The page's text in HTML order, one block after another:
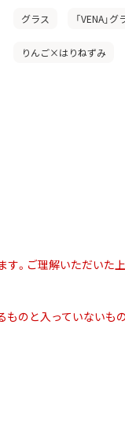
グラス 「VENA」
りんご×はりねずみ
。ご理解いただいた
のと入っていない